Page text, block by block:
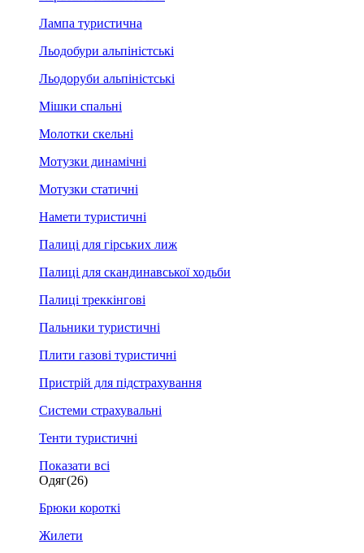
Лампа туристична
Льодобури альпіністські
Льодоруби альпіністські
Мішки спальні
Молотки скельні
Мотузки динамічні
Мотузки статичні
Намети туристичні
Палиці для гірських лиж
Палиці для скандинавської ходьби
Палиці треккінгові
Пальники туристичні
Плити газові туристичні
Пристрій для підстрахування
Системи страхувальні
Тенти туристичні
Показати всі
Одяг(26)
Брюки короткі
Жилети